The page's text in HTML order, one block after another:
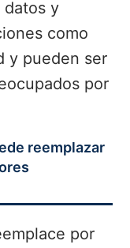
datos y
como
y pueden ser
por
reemplazar
por